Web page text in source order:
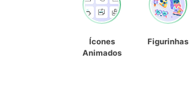
Ícones
Animados
Figurinhas